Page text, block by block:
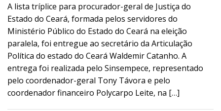
A lista tríplice para procurador-geral de Justiça do
Estado do Ceará, formada pelos servidores do
Ministério Público do Estado do Ceará na eleição
paralela, foi entregue ao secretário da Articulação
Política do estado do Ceará Waldemir Catanho. A
entrega foi realizada pelo Sinsempece, representado
pelo coordenador-geral Tony Távora e pelo
coordenador financeiro Polycarpo Leite, na […]